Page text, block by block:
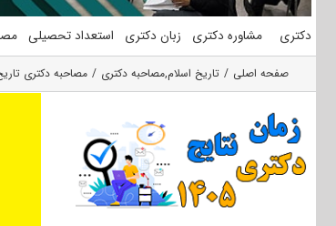
دکتری مشاوره دکتری زبان دکتری استعداد تحصیلی
صفحه اصلی تاریخ اسلام,مصاحبه دکتری مصاحبه دکتری